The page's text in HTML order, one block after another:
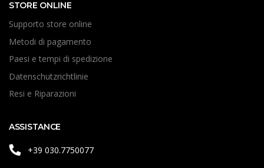
STORE ONLINE
Supporto store online
Metodi di pagamento
Paesi e tempi di spedizione
Datenschutzrichtlinie
Resi e Riparazioni
ASSISTANCE
+39 030.7750077